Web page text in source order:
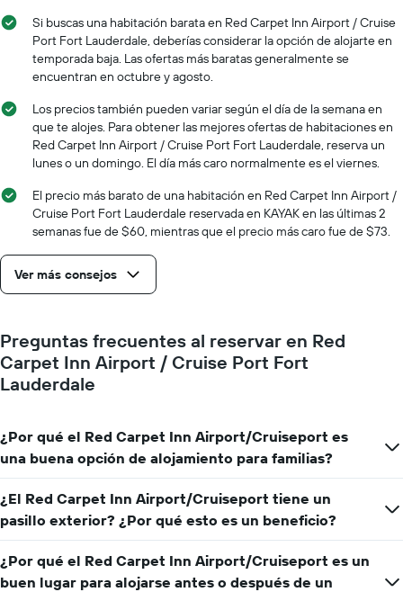
una
habitación
El
gráfico
muestra
eje
que
indica
los
días
de
semana.
El
gráfico
muestra
1
que
indica
el
precio
una
habitación
Si buscas una habitación barata en Red Carpet Inn Airport / Cruise
Port Fort Lauderdale, deberías considerar la opción de alojarte en
temporada baja. Las ofertas más baratas generalmente se
encuentran en octubre y agosto.
Los precios también pueden variar según el día de la semana en
que te alojes. Para obtener las mejores ofertas de habitaciones en
Red Carpet Inn Airport / Cruise Port Fort Lauderdale, reserva un
lunes o un domingo. El día más caro normalmente es el viernes.
El precio más barato de una habitación en Red Carpet Inn Airport /
Cruise Port Fort Lauderdale reservada en KAYAK en las últimas 2
semanas fue de $60, mientras que el precio más caro fue de $73.
Ver más consejos
Preguntas frecuentes al reservar en Red
Carpet Inn Airport / Cruise Port Fort
Lauderdale
¿Por qué el Red Carpet Inn Airport/Cruiseport es
una buena opción de alojamiento para familias?
¿El Red Carpet Inn Airport/Cruiseport tiene un
pasillo exterior? ¿Por qué esto es un beneficio?
¿Por qué el Red Carpet Inn Airport/Cruiseport es un
buen lugar para alojarse antes o después de un